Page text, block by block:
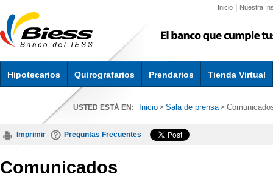
Inicio| Nuestra
Hipotecarios Quirografarios Prendarios Tienda Virtual
USTED ESTÁ EN: Inicio > Sala de prensa>
Imprimir Preguntas Frecuentes
Comunicados